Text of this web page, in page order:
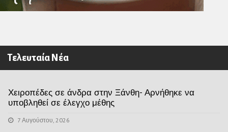
Τελευταία Νέα
Χειροπέδες σε άνδρα στην Ξάνθη- Αρνήθηκε να
υποβληθεί σε έλεγχο μέθης
7 Αυγούστου, 2026